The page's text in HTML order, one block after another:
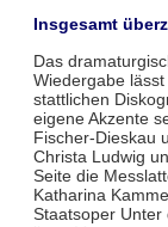
Insgesamt
Das
Wiedergabe
stattlichen
eigene Akzente
Fischer-Dieskau
Christa Ludwig
Seite die
Katharina
Staatsoper Unter